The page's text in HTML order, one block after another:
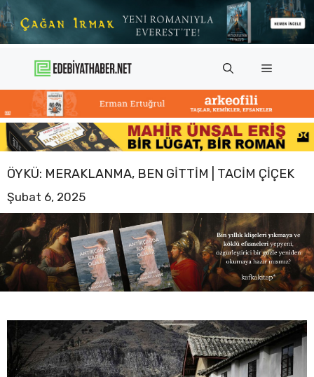
İçeriğe
atla
Menü
ÖYKÜ: MERAKLANMA, BEN GITTIM | TACIM ÇIÇEK
Şubat 6, 2025